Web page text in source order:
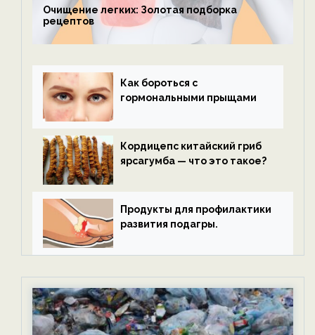
Очищение легких: Золотая подборка
рецептов
Как бороться с
гормональными прыщами
Кордицепс китайский гриб
ярсагумба — что это такое?
Продукты для профилактики
развития подагры.